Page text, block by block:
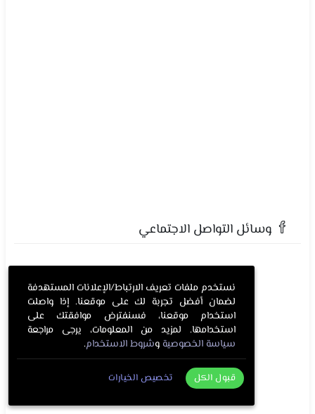
وسائل التواصل الاجتماعي
نستخدم ملفات تعريف الارتباط/الإعلانات المستهدفة
لضمان أفضل تجربة لك على موقعنا. إذا واصلت
استخدام موقعنا، فسنفترض موافقتك على
استخدامها. لمزيد من المعلومات، يرجى مراجعة
سياسة الخصوصية وشروط الاستخدام.
قبول الكل تخصيص الخيارات